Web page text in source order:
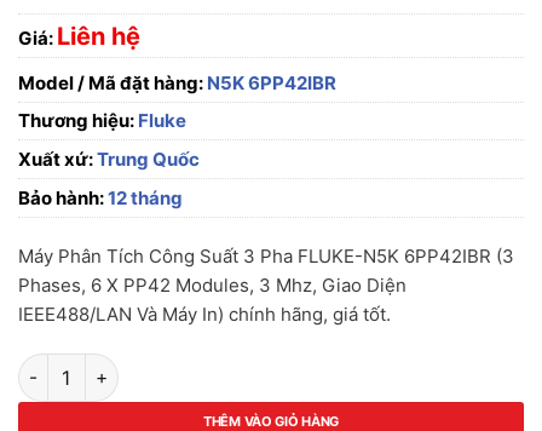
Giá: Liên hệ
Model / Mã đặt hàng: N5K 6PP42IBR
Thương hiệu: Fluke
Xuất xứ:Trung Quốc
Bảo hành:12 tháng
Máy Phân Tích Công Suất 3 Pha FLUKE-N5K 6PP42IBR (3
Phases, 6 X PP42 Modules, 3 Mhz, Giao Diện
IEEE488/LAN Và Máy In) chính hãng, giá tốt.
Máy Phân Tích Công Suất 3 Pha FLUKE-N5K 6PP42IBR (3
THÊM VÀO GIỎ HÀNG